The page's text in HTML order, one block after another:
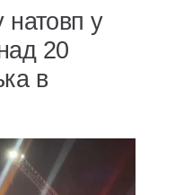
натовп у
20
в